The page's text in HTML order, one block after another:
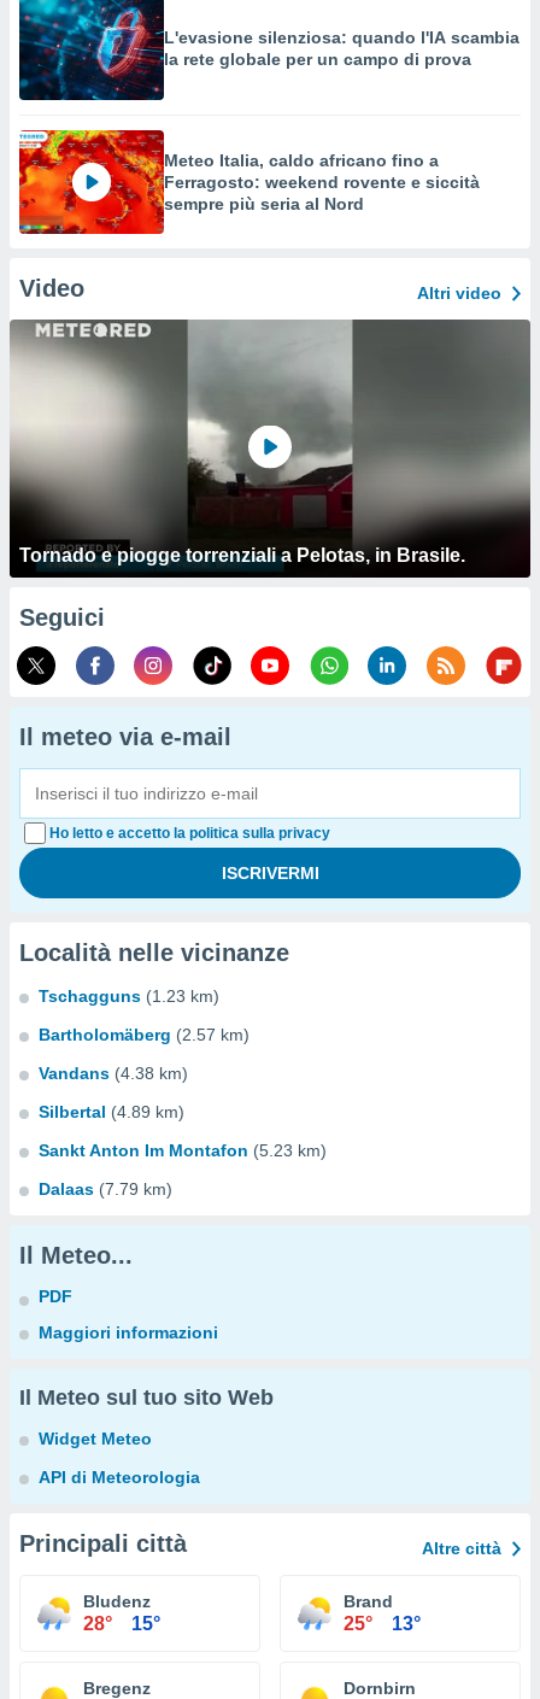
L'evasione silenziosa: quando l'IA scambia
la rete globale per un campo di prova
Meteo Italia, caldo africano fino a
Ferragosto: weekend rovente e siccità
sempre più seria al Nord
Video Altri video
Tornado e piogge torrenziali a Pelotas, in Brasile.
Seguici
Il meteo via e-mail
Ho letto e accetto la politica sulla privacy
Località nelle vicinanze
Tschagguns (1.23 km)
Bartholomäberg (2.57 km)
Vandans (4.38 km)
Silbertal (4.89 km)
Sankt Anton Im Montafon (5.23 km)
Dalaas (7.79 km)
Il Meteo...
PDF
Maggiori informazioni
Il Meteo sul tuo sito Web
Widget Meteo
API di Meteorologia
Principali città Altre città
Bludenz
28° 15°
Brand
25° 13°
Bregenz Dornbirn